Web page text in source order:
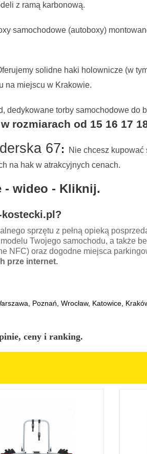
z ramą karbonową.
samochodowe (autoboxy)
solidne haki holownicze (w
na miejscu w Krakowie.
dedykowane torby samochodowe do
rozmiarach od 15 16 17
67:
Nie chcesz
na hak w atrakcyjnych cenach.
- wideo - Kliknij.
kostecki.pl?
sprzętu z pełną opieką
Twojego samochodu, a także
NFC) oraz dogodne miejsca
prze internet.
Poznań, Wrocław, Katowice,
ceny i ranking.